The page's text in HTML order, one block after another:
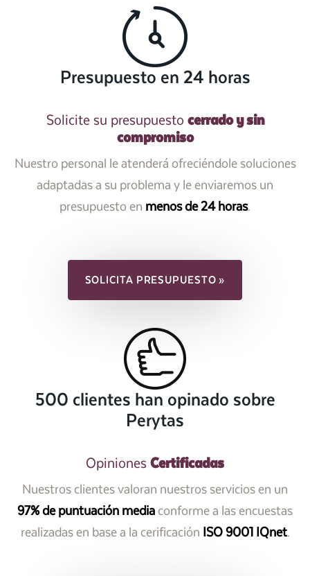
Presupuesto en 24 horas
Solicite su presupuesto cerrado y sin
compromiso
Nuestro personal le atenderá ofreciéndole soluciones
adaptadas a su problema y le enviaremos un
presupuesto en menos de 24 horas.
SOLICITA PRESUPUESTO »
500 clientes han opinado sobre
Perytas
Opiniones Certificadas
Nuestros clientes valoran nuestros servicios en un
97% de puntuación mediaconforme a las encuestas
realizadas en base a la cerificación ISO 9001 IQnet.